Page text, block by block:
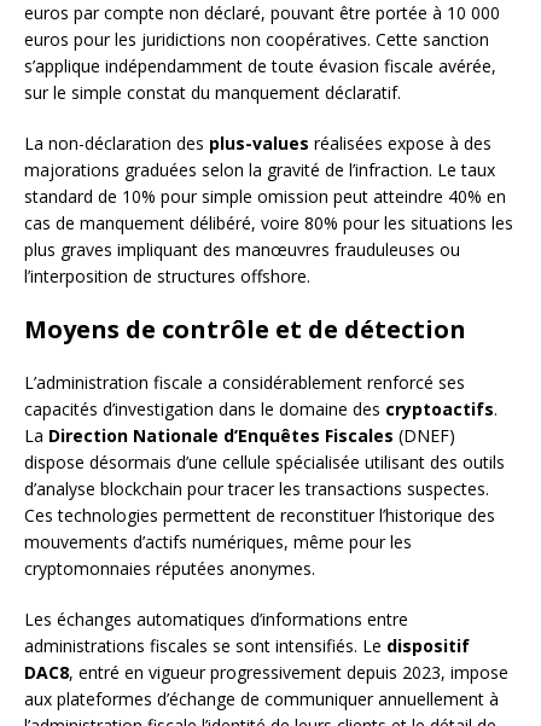
euros par compte non déclaré, pouvant être portée à 10 000
euros pour les juridictions non coopératives. Cette sanction
s’applique indépendamment de toute évasion fiscale avérée,
sur le simple constat du manquement déclaratif.
La non-déclaration des plus-values réalisées expose à des
majorations graduées selon la gravité de l’infraction. Le taux
standard de 10% pour simple omission peut atteindre 40% en
cas de manquement délibéré, voire 80% pour les situations les
plus graves impliquant des manœuvres frauduleuses ou
l’interposition de structures offshore.
Moyens de contrôle et de détection
L’administration fiscale a considérablement renforcé ses
capacités d’investigation dans le domaine des cryptoactifs.
La Direction Nationale d’Enquêtes Fiscales (DNEF)
dispose désormais d’une cellule spécialisée utilisant des outils
d’analyse blockchain pour tracer les transactions suspectes.
Ces technologies permettent de reconstituer l’historique des
mouvements d’actifs numériques, même pour les
cryptomonnaies réputées anonymes.
Les échanges automatiques d’informations entre
administrations fiscales se sont intensifiés. Le dispositif
DAC8, entré en vigueur progressivement depuis 2023, impose
aux plateformes d’échange de communiquer annuellement à